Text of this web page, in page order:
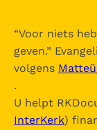
“Voor niets
geven.”
volgens
.
U helpt
InterKerk)